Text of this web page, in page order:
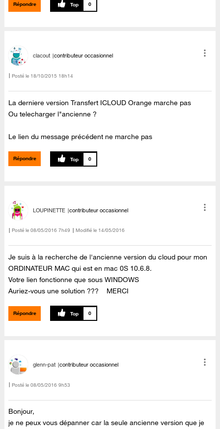
Répondre 0
clacout contributeur occasionnel
Posté le ‎18/10/2015 18h14
La derniere version Transfert ICLOUD Orange marche pas
Ou telecharger l"ancienne ?
Le lien du message précédent ne marche pas
Répondre 0
LOUPINETTE contributeur occasionnel
Posté le ‎08/05/2016 7h49 Modifié le 14/05/2016
Je suis à la recherche de l'ancienne version du cloud pour mon
ORDINATEUR MAC qui est en mac 0S 10.6.8.
Votre lien fonctionne que sous WINDOWS
Auriez-vous une solution ??? MERCI
Répondre 0
glenn-pat contributeur occasionnel
Posté le ‎08/05/2016 9h53
Bonjour,
je ne peux vous dépanner car la seule ancienne version que je